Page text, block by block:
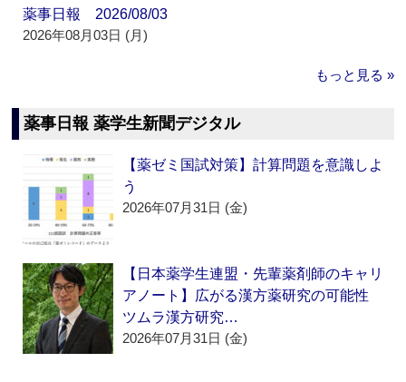
薬事日報 2026/08/03
2026年08月03日 (月)
もっと見る »
薬事日報 薬学生新聞デジタル
【薬ゼミ国試対策】計算問題を意識しよ
う
2026年07月31日 (金)
【日本薬学生連盟・先輩薬剤師のキャリ
アノート】広がる漢方薬研究の可能性
ツムラ漢方研究…
2026年07月31日 (金)